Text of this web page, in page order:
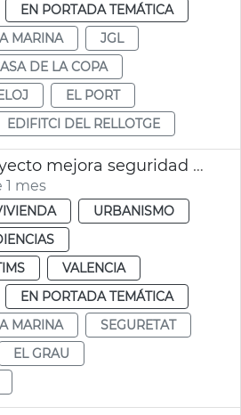
EN PORTADA TEMÁTICA
MARINA
JGL
DE LA COPA
EL PORT
EDIFITCI DEL RELLOTGE
Redacción proyecto mejora seguridad aparcamiento la Marina València
mes
URBANISMO
VALENCIA
EN PORTADA TEMÁTICA
MARINA
SEGURETAT
EL GRAU